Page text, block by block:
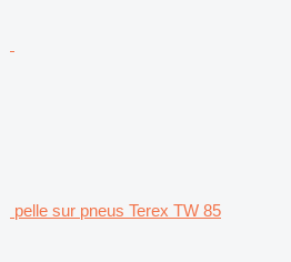
pelle sur pneus Terex TW 85